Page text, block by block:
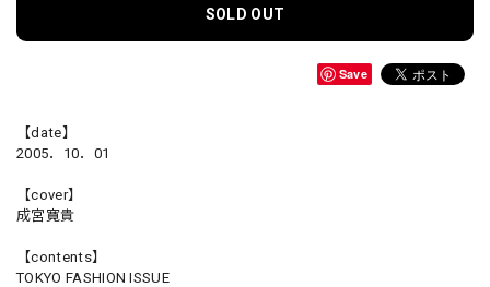
SOLD OUT
Save
【date】
2005．10．01
【cover】
成宮寛貴
【contents】
TOKYO FASHION ISSUE